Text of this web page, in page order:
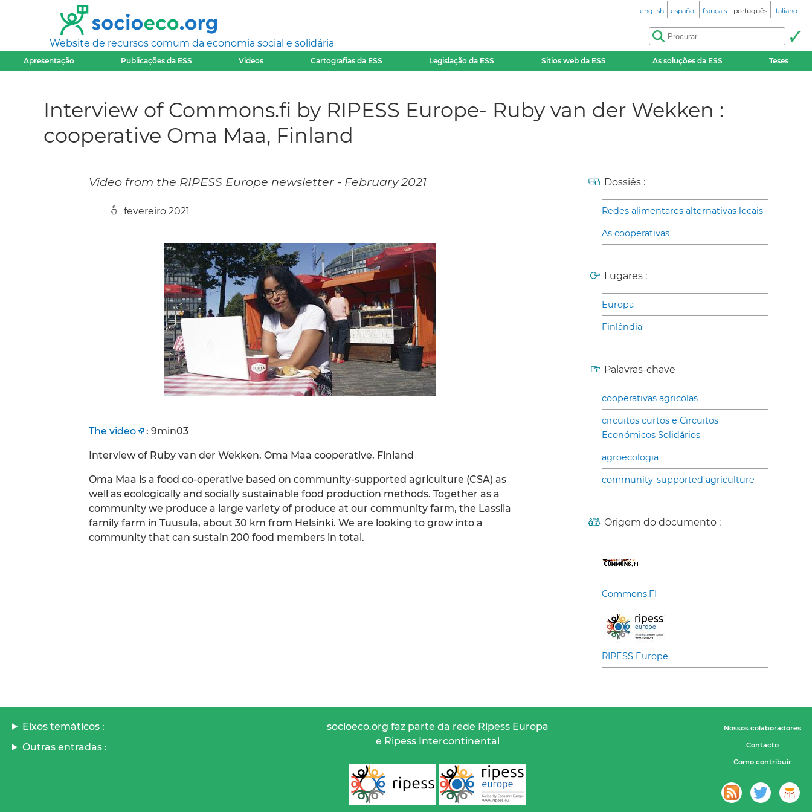
Website de recursos comum da economia social e solidária
english español français português italiano
Apresentação Publicações da ESS Videos Cartografias da ESS Legislação da ESS Sitios web da ESS As soluções da ESS Teses
Interview of Commons.fi by RIPESS Europe- Ruby van der Wekken :
cooperative Oma Maa, Finland
Video from the RIPESS Europe newsletter - February 2021
fevereiro 2021
The video : 9min03
Interview of Ruby van der Wekken, Oma Maa cooperative, Finland
Oma Maa is a food co-operative based on community-supported agriculture (CSA) as
well as ecologically and socially sustainable food production methods. Together as a
community we produce a large variety of produce at our community farm, the Lassila
family farm in Tuusula, about 30 km from Helsinki. We are looking to grow into a
community that can sustain 200 food members in total.
Dossiês :
Redes alimentares alternativas locais
As cooperativas
Lugares :
Europa
Finlândia
Palavras-chave
cooperativas agricolas
circuitos curtos e Circuitos
Económicos Solidários
agroecologia
community-supported agriculture
Origem do documento :
Commons.FI
RIPESS Europe
Eixos temáticos :
Outras entradas :
socioeco.org faz parte da rede Ripess Europa
e Ripess Intercontinental
Nossos colaboradores
Contacto
Como contribuir